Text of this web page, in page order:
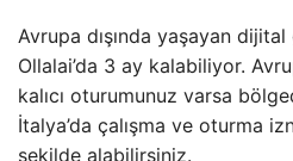
Avrupa dışında yaşayan
Ollalai’da 3 ay kalabiliyor.
kalıcı oturumunuz varsa
İtalya’da çalışma ve oturma
şekilde alabilirsiniz.